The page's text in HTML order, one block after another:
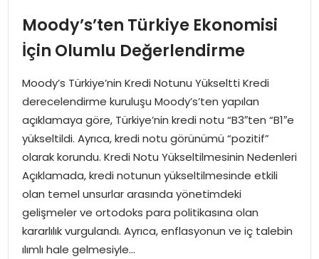
EKONOMI
İDEAL YAŞAM
İDEAL SPOR
YAŞAM
MAGAZIN
SAĞLIK
SOSYAL HABER
Moody’s’ten Türkiye Ekonomisi
İçin Olumlu Değerlendirme
Moody’s Türkiye’nin Kredi Notunu Yükseltti Kredi
derecelendirme kuruluşu Moody’s’ten yapılan
açıklamaya göre, Türkiye’nin kredi notu “B3″ten “B1″e
yükseltildi. Ayrıca, kredi notu görünümü “pozitif”
olarak korundu. Kredi Notu Yükseltilmesinin Nedenleri
Açıklamada, kredi notunun yükseltilmesinde etkili
olan temel unsurlar arasında yönetimdeki
gelişmeler ve ortodoks para politikasına olan
kararlılık vurgulandı. Ayrıca, enflasyonun ve iç talebin
ılımlı hale gelmesiyle…